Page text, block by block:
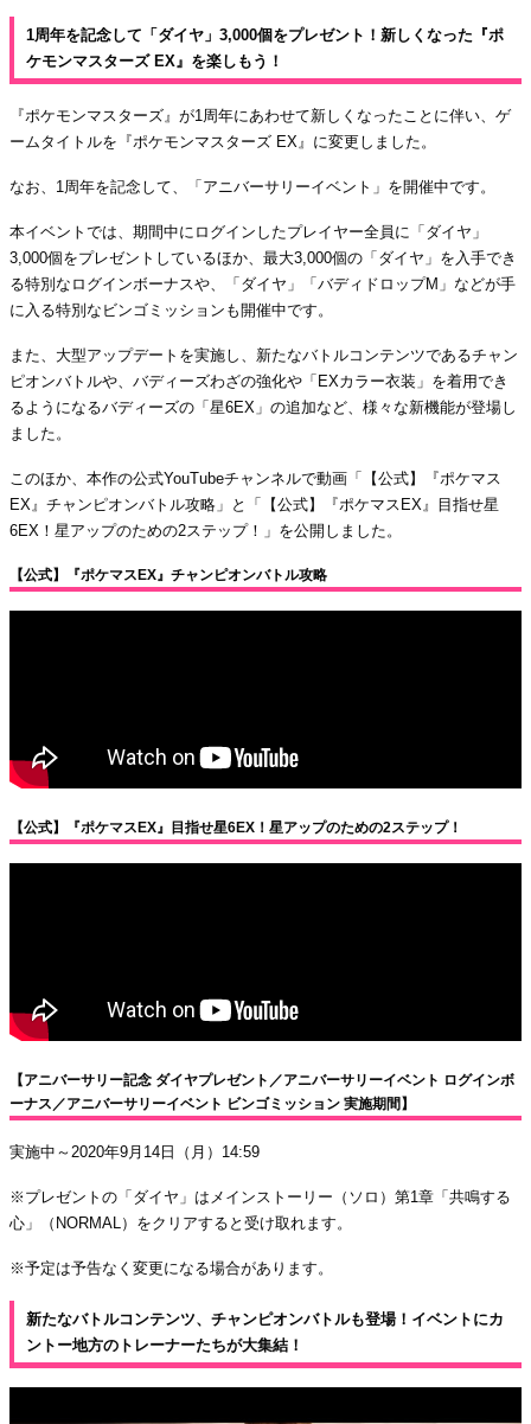
1周年を記念して「ダイヤ」3,000個をプレゼント！新しくなった『ポ
ケモンマスターズ EX』を楽しもう！
『ポケモンマスターズ』が1周年にあわせて新しくなったことに伴い、ゲ
ームタイトルを『ポケモンマスターズ EX』に変更しました。
なお、1周年を記念して、「アニバーサリーイベント」を開催中です。
本イベントでは、期間中にログインしたプレイヤー全員に「ダイヤ」
3,000個をプレゼントしているほか、最大3,000個の「ダイヤ」を入手でき
る特別なログインボーナスや、「ダイヤ」「バディドロップM」などが手
に入る特別なビンゴミッションも開催中です。
また、大型アップデートを実施し、新たなバトルコンテンツであるチャン
ピオンバトルや、バディーズわざの強化や「EXカラー衣装」を着用でき
るようになるバディーズの「星6EX」の追加など、様々な新機能が登場し
ました。
このほか、本作の公式YouTubeチャンネルで動画「【公式】『ポケマス
EX』チャンピオンバトル攻略」と「【公式】『ポケマスEX』目指せ星
6EX！星アップのための2ステップ！」を公開しました。
【公式】『ポケマスEX』チャンピオンバトル攻略
【公式】『ポケマスEX』目指せ星6EX！星アップのための2ステップ！
【アニバーサリー記念 ダイヤプレゼント／アニバーサリーイベント ログインボ
ーナス／アニバーサリーイベント ビンゴミッション 実施期間】
実施中～2020年9月14日（月）14:59
※プレゼントの「ダイヤ」はメインストーリー（ソロ）第1章「共鳴する
心」（NORMAL）をクリアすると受け取れます。
※予定は予告なく変更になる場合があります。
新たなバトルコンテンツ、チャンピオンバトルも登場！イベントにカ
ントー地方のトレーナーたちが大集結！